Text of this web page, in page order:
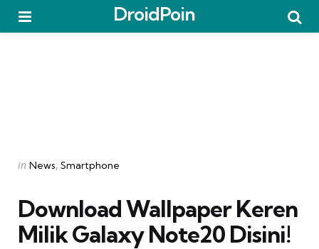
DroidPoin
Categories
Posted
in News Smartphone
Download Wallpaper Keren
Milik Galaxy Note20 Disini!